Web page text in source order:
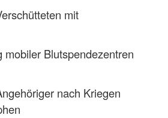
mit
mobiler Blutspendezentren
nach Kriegen